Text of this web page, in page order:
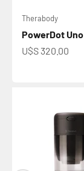
Therabody
PowerDot Uno
Precio de oferta
U$S 320.00